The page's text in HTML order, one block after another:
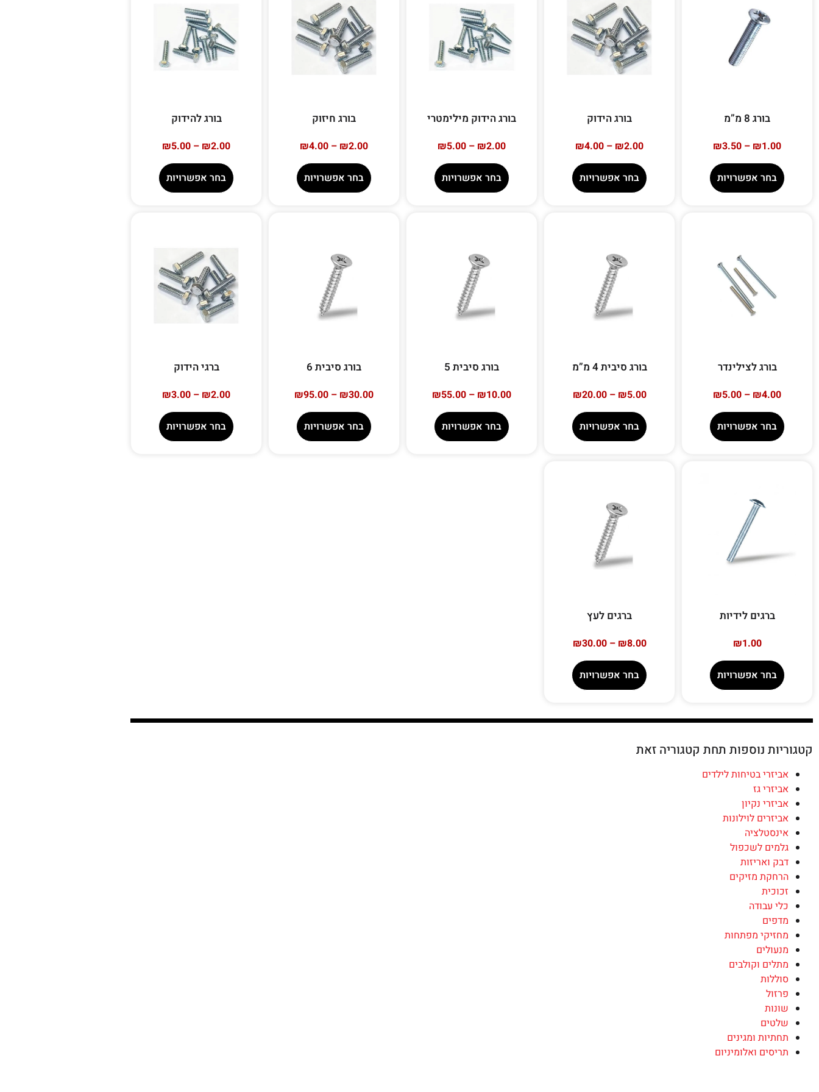
בורג 8 מ”מ
₪1.00
–
₪3.50
בחר אפשרויות
בורג הידוק
₪2.00
–
₪4.00
בחר אפשרויות
בורג הידוק מילימטרי
₪2.00
–
₪5.00
בחר אפשרויות
בורג חיזוק
₪2.00
–
₪4.00
בחר אפשרויות
בורג להידוק
₪2.00
–
₪5.00
בחר אפשרויות
בורג לצילינדר
₪4.00
–
₪5.00
בחר אפשרויות
בורג סיבית 4 מ”מ
₪5.00
–
₪20.00
בחר אפשרויות
בורג סיבית 5
₪10.00
–
₪55.00
בחר אפשרויות
בורג סיבית 6
₪30.00
–
₪95.00
בחר אפשרויות
ברגי הידוק
₪2.00
–
₪3.00
בחר אפשרויות
ברגים לידיות
₪1.00
בחר אפשרויות
ברגים לעץ
₪8.00
–
₪30.00
בחר אפשרויות
קטגוריות נוספות תחת קטגוריה זאת
אביזרי בטיחות לילדים
אביזרי גז
אביזרי נקיון
אביזרים לוילונות
אינסטלציה
גלמים לשכפול
דבק ואריזות
הרחקת מזיקים
זכוכית
כלי עבודה
מדפים
מחזיקי מפתחות
מנעולים
מתלים וקולבים
סוללות
פרזול
שונות
שלטים
תחתיות ומגינים
תריסים ואלומיניום